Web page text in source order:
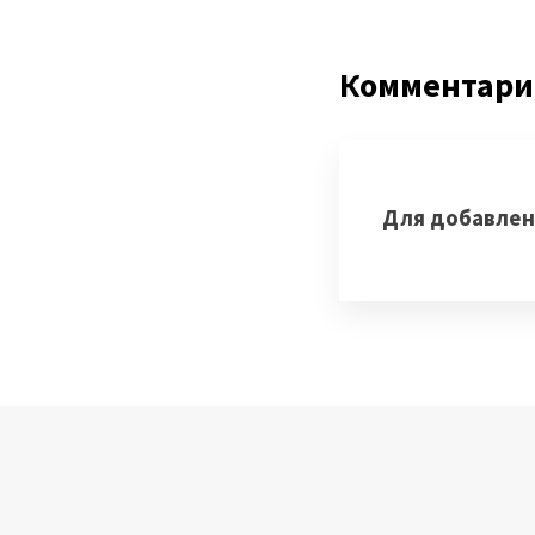
11:35
Для